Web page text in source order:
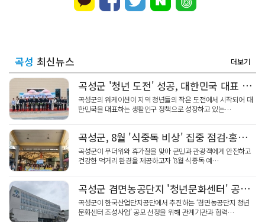
곡성 최신뉴스 더보기
곡성군 '청년 도전' 성공, 대한민국 대표 워케이션 도시
곡성군의 워케이션이 지역 청년들의 작은 도전에서 시작되어 대
한민국을 대표하는 생활인구 정책으로 성장하고 있는…
곡성군, 8월 '식중독 비상' 집중 점검·홍보 총력
곡성군이 무더위와 휴가철을 맞아 군민과 관광객에게 안전하고
건강한 먹거리 환경을 제공하고자 '8월 식중독 예…
곡성군 겸면농공단지 '청년문화센터' 공모 총력
곡성군이 한국산업단지공단에서 추진하는 ‘겸면농공단지 청년
문화센터 조성사업’ 공모 선정을 위해 관계기관과 협력…